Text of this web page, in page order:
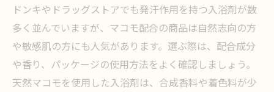
ドンキやドラッグストアでも発汗作用を持つ入浴剤が数
多く並んでいますが、マコモ配合の商品は自然志向の方
や敏感肌の方にも人気があります。選ぶ際は、配合成分
や香り、パッケージの使用方法をよく確認しましょう。
天然マコモを使用した入浴剤は、合成香料や着色料が少